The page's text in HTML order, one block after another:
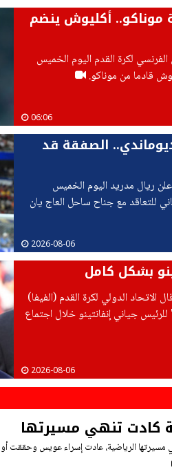
أكليوش ينضم
لكرة القدم اليوم الخميس
قادما من موناكو.
06:06
الصفقة قد
ريال مدريد اليوم الخميس
للتعاقد مع جناح ساحل العاج يان
2026-08-06
بشكل كامل
الدولي لكرة القدم (الفيفا)
جياني إنفانتينو خلال اجتماع
2026-08-06
كادت تنهي مسيرتها
مسيرتها الرياضية، عادت إسراء عويس وحققت